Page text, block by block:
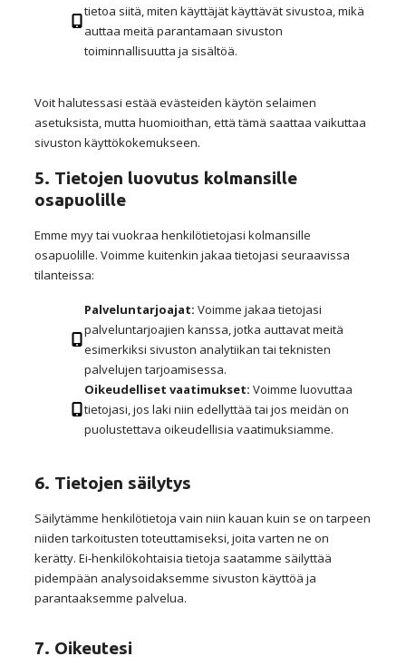
tietoa siitä, miten käyttäjät käyttävät sivustoa, mikä
auttaa meitä parantamaan sivuston
toiminnallisuutta ja sisältöä.
Voit halutessasi estää evästeiden käytön selaimen
asetuksista, mutta huomioithan, että tämä saattaa vaikuttaa
sivuston käyttökokemukseen.
5. Tietojen luovutus kolmansille
osapuolille
Emme myy tai vuokraa henkilötietojasi kolmansille
osapuolille. Voimme kuitenkin jakaa tietojasi seuraavissa
tilanteissa:
Palveluntarjoajat: Voimme jakaa tietojasi
palveluntarjoajien kanssa, jotka auttavat meitä
esimerkiksi sivuston analytiikan tai teknisten
palvelujen tarjoamisessa.
Oikeudelliset vaatimukset: Voimme luovuttaa
tietojasi, jos laki niin edellyttää tai jos meidän on
puolustettava oikeudellisia vaatimuksiamme.
6. Tietojen säilytys
Säilytämme henkilötietoja vain niin kauan kuin se on tarpeen
niiden tarkoitusten toteuttamiseksi, joita varten ne on
kerätty. Ei-henkilökohtaisia tietoja saatamme säilyttää
pidempään analysoidaksemme sivuston käyttöä ja
parantaaksemme palvelua.
7. Oikeutesi